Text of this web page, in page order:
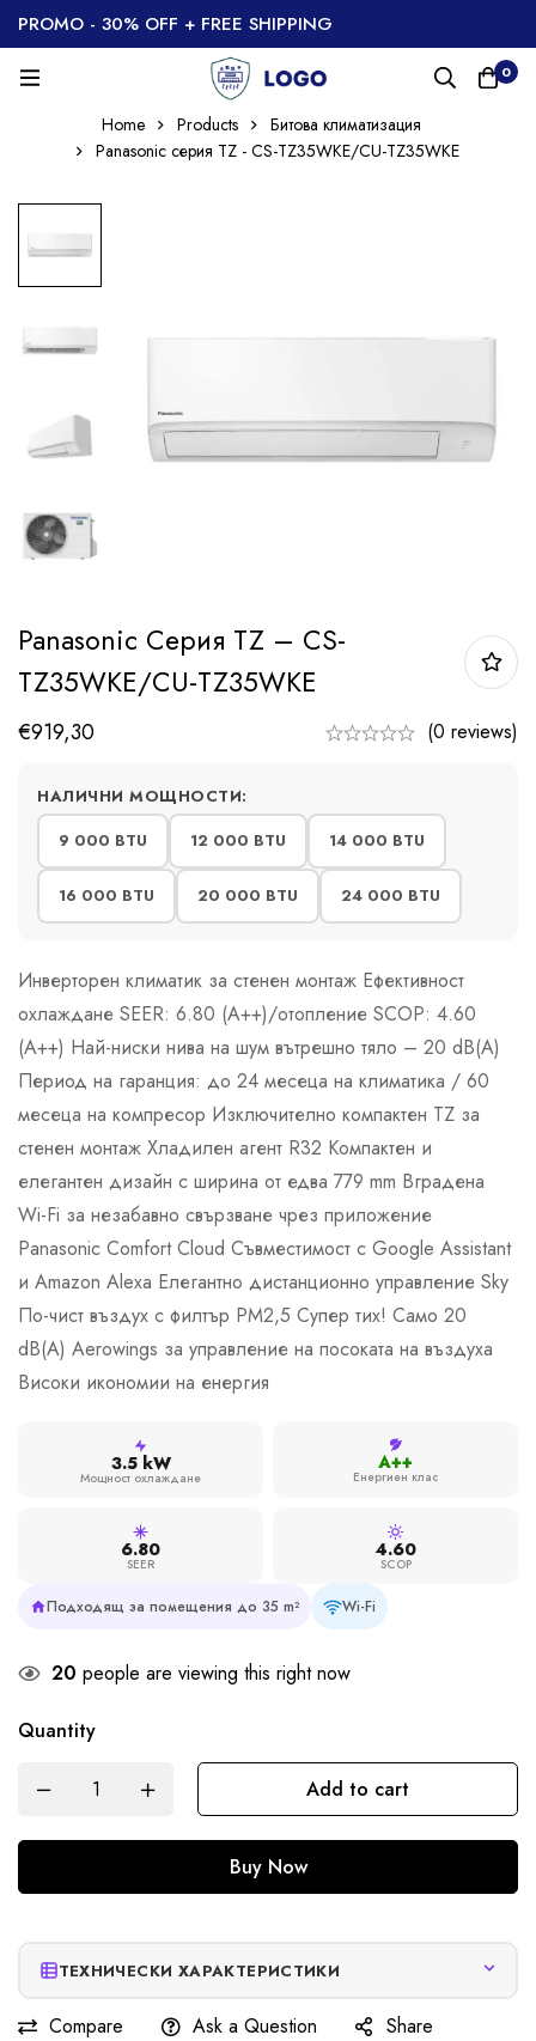
PROMO - 30% OFF + FREE SHIPPING
0
Home Products
Битова климатизация
Panasonic серия TZ - CS-TZ35WKE/CU-TZ35WKE
Panasonic Серия TZ – CS-
TZ35WKE/CU-TZ35WKE
€919,30 (0 reviews)
НАЛИЧНИ МОЩНОСТИ:
9 000 BTU
12 000 BTU 14 000 BTU
16 000 BTU 20 000 BTU 24 000 BTU
Инверторен климатик за стенен монтаж Ефективност
охлаждане SEER: 6.80 (А++)/отопление SCOP: 4.60
(А++) Най-ниски нива на шум вътрешно тяло – 20 dB(A)
Период на гаранция: до 24 месеца на климатика / 60
месеца на компресор Изключително компактен TZ за
стенен монтаж Хладилен агент R32 Компактен и
елегантен дизайн с ширина от едва 779 mm Вградена
Wi-Fi за незабавно свързване чрез приложение
Panasonic Comfort Cloud Съвместимост с Google Assistant
и Amazon Alexa Елегантно дистанционно управление Sky
По-чист въздух с филтър PM2,5 Супер тих! Само 20
dB(A) Aerowings за управление на посоката на въздуха
Високи икономии на енергия
3.5 kW
Мощност охлаждане
A++
Енергиен клас
6.80
SEER
4.60
SCOP
Подходящ за помещения до 35 m² Wi-Fi
20 people are viewing this right now
Quantity
Add to cart
Buy Now
ТЕХНИЧЕСКИ ХАРАКТЕРИСТИКИ
Compare Ask a Question Share